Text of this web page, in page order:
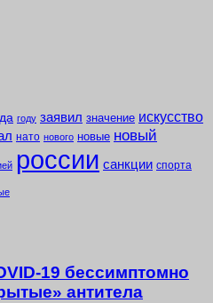
году заявил значение искусство
нато нового новые новый
россии санкции спорта
19 бессимптомно
антитела